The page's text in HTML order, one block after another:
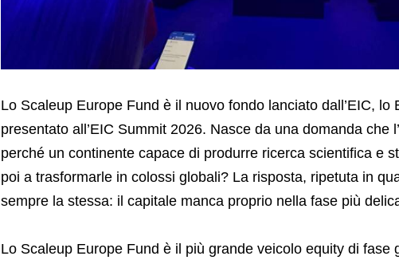
Lo Scaleup Europe Fund è il nuovo fondo lanciato dall’EIC,
presentato all’EIC Summit 2026. Nasce da una domanda che
perché un continente capace di produrre ricerca scientifica e
poi a trasformarle in colossi globali? La risposta, ripetuta in
sempre la stessa: il capitale manca proprio nella fase più
Lo Scaleup Europe Fund è il più grande veicolo equity di fase